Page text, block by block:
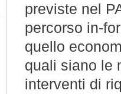
previste nel
percorso in-
quello
quali siano le
interventi di